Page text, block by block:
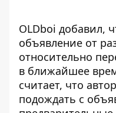
OLDboi добавил,
объявление от
относительно
в ближайшее
считает, что
подождать с